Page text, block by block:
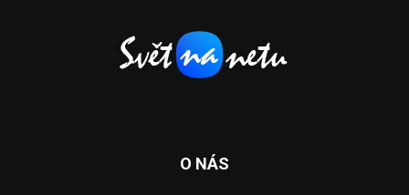
O NÁS